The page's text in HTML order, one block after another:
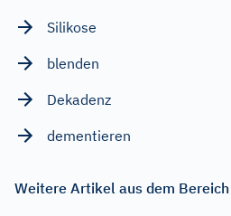
Silikose
blenden
Dekadenz
dementieren
Weitere Artikel aus dem